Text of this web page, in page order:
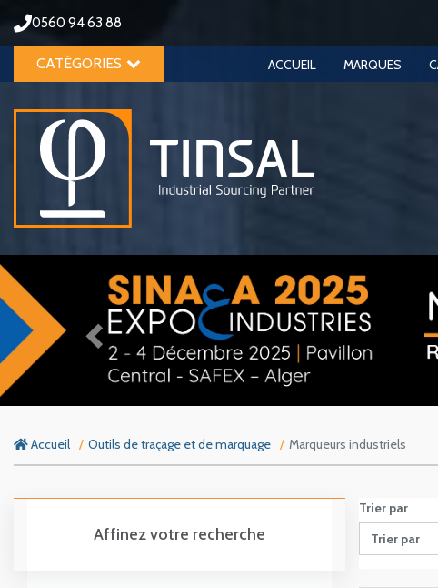
0560 94 63 88
CATÉGORIES ACCUEIL MARQUES
Previous
Accueil Outils de traçage et de marquage Marqueurs industriels
Affinez votre recherche
Trier par
Trier par